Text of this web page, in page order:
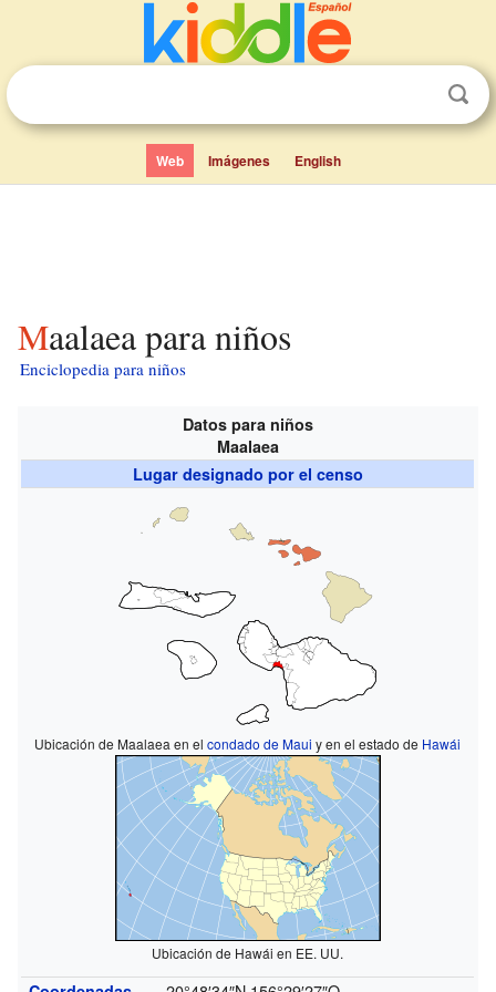
Web Imágenes English
Maalaea para niños
Enciclopedia para niños
Datos para niños
Maalaea
Lugar designado por el censo
Ubicación de Maalaea en elcondado de Maui y en el estado de Hawái
Ubicación de Hawái en EE. UU.